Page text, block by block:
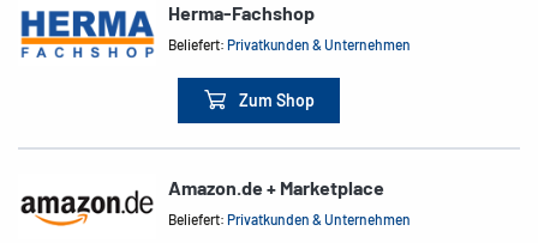
Herma-Fachshop
Beliefert:Privatkunden & Unternehmen
Zum Shop
Amazon.de + Marketplace
Beliefert:Privatkunden & Unternehmen